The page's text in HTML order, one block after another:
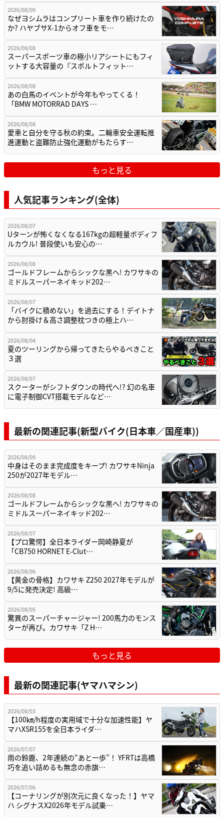
2026/08/09
なぜヨシムラはコンプリート車を作り続けたの
か? ハヤブサX-1からオフ車をモ…
2026/08/08
スーパースポーツ車の極小リアシートにもフィ
ットする大容量の『スポルトフィット…
2026/08/08
あの白馬のイベントが今年もやってくる！
「BMW MOTORRAD DAYS …
2026/08/08
愛車と自分を守る秋の約束。二輪車安全運転推
進運動と盗難防止強化運動がもたらす…
もっと見る
人気記事ランキング(全体)
2026/08/07
Uターンが怖くなくなる167kgの超軽量ボディフ
ルカウル! 普段使いも安心の…
2026/08/08
ゴールドフレームからシックな黒へ! カワサキの
ミドルスーパーネイキッド202…
2026/08/07
「バイクに積めない」を過去にする！デイトナ
から肘掛け＆高さ調整枕つきの極上ハ…
2026/08/04
夏のツーリングから帰ってきたらやるべきこと
３選
2026/08/07
スクーターがシフトダウンの時代へ!? 幻の名車
に電子制御CVT搭載モデルなど…
最新の関連記事(新型バイク(日本車／国産車))
2026/08/09
中身はそのまま完成度をキープ! カワサキNinja
250が2027年モデル…
2026/08/08
ゴールドフレームからシックな黒へ! カワサキの
ミドルスーパーネイキッド202…
2026/08/07
【プロ驚愕】全日本ライダー岡崎静夏が
「CB750 HORNET E-Clut…
2026/08/06
【黄金の骨格】カワサキ Z250 2027年モデルが
9/5に発売決定! 高級…
2026/08/05
驚異のスーパーチャージャー! 200馬力のモンス
ターが再び。カワサキ「Z H…
もっと見る
最新の関連記事(ヤマハマシン)
2026/08/03
【100㎞/h程度の実用域で十分な加速性能】ヤ
マハXSR155を全日本ライダ…
2026/07/07
雨の鈴鹿、2年連続の“あと一歩”！ YFRTは高橋
巧を追い詰めるも無念の赤旗…
2026/07/06
【コーナリングが別次元に良くなった！】ヤマ
ハ シグナスX2026年モデル試乗…